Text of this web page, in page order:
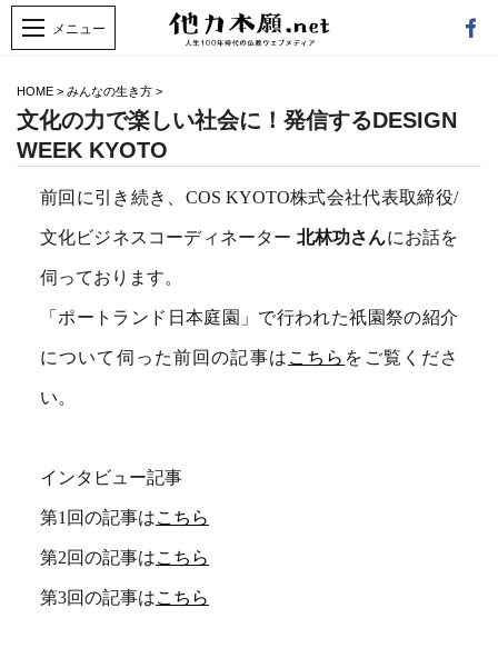
HOME > みんなの生き方 >
文化の力で楽しい社会に！発信するDESIGN
WEEK KYOTO
前回に引き続き、COS KYOTO株式会社代表取締役/
文化ビジネスコーディネーター 北林功さんにお話を
伺っております。
「ポートランド日本庭園」で行われた祇園祭の紹介
について伺った前回の記事は こちら をご覧くださ
い。
インタビュー記事
第1回の記事はこちら
第2回の記事はこちら
第3回の記事はこちら